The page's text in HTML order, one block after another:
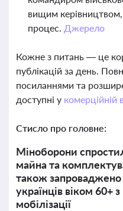
вищим
процес. Джерело
Кожне з питань — це
публікацій за день.
посиланнями та
доступні у комерційній
Стисло про головне:
Міноборони
майна та
також
українців віком 60+
мобілізації